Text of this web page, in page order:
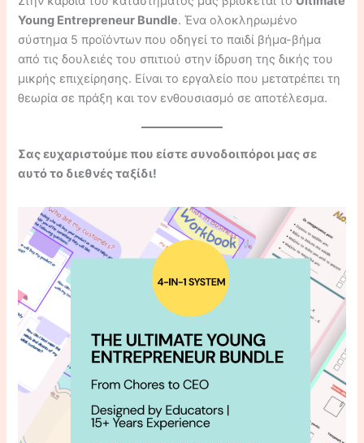
Young Entrepreneur Bundle. Ένα ολοκληρωμένο
σύστημα 5 προϊόντων που οδηγεί το παιδί βήμα-βήμα
από τις δουλειές του σπιτιού στην ίδρυση της δικής του
μικρής επιχείρησης. Είναι το εργαλείο που μετατρέπει τη
θεωρία σε πράξη και τον ενθουσιασμό σε αποτέλεσμα.
Σας ευχαριστούμε που είστε συνοδοιπόροι μας σε
αυτό το διεθνές ταξίδι!